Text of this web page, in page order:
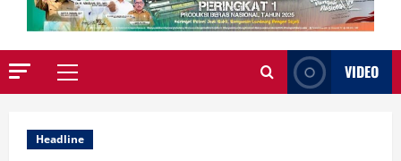
Primary
VIDEO
Headline